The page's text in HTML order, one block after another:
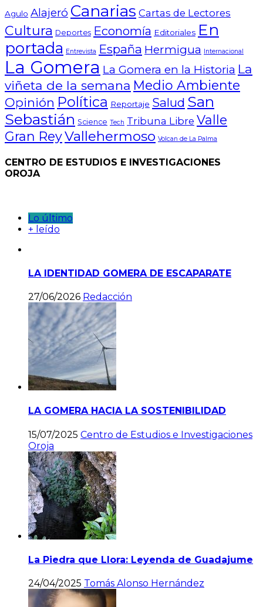
Agulo Alajeró Canarias Cartas de Lectores
Cultura Deportes Economía Editoriales En
portada Entrevista España Hermigua Internacional
La Gomera La Gomera en la Historia La
viñeta de la semana Medio Ambiente
Opinión Política Reportaje Salud San
Sebastián Science Tech Tribuna Libre Valle
Gran ReyVallehermoso Volcan de La Palma
CENTRO DE ESTUDIOS E INVESTIGACIONES
OROJA
Lo último
+ leído
LA IDENTIDAD GOMERA DE ESCAPARATE
27/06/2026 Redacción
LA GOMERA HACIA LA SOSTENIBILIDAD
15/07/2025 Centro de Estudios e Investigaciones
Oroja
La Piedra que Llora: Leyenda de Guadajume
24/04/2025 Tomás Alonso Hernández